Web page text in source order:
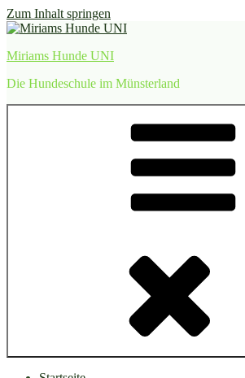
Zum Inhalt springen
Miriams Hunde UNI
Die Hundeschule im Münsterland